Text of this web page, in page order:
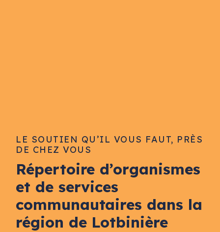
LE SOUTIEN QU’IL VOUS FAUT, PRÈS
DE CHEZ VOUS
Répertoire d’organismes
et de services
communautaires dans la
région de Lotbinière